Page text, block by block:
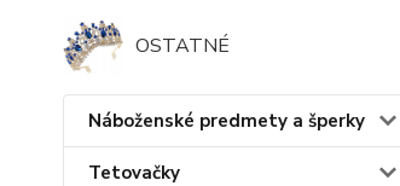
OSTATNÉ
Náboženské predmety a šperky
Tetovačky